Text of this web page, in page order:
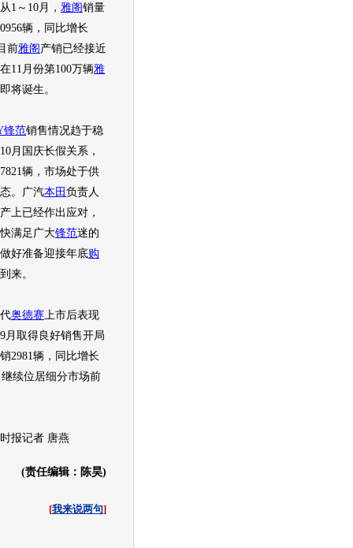
1～10月， 雅阁销量
辆，同比增长
前雅阁 产销已经接近
11月份第100万辆雅
将诞生。
锋范销售情况趋于稳
月国庆长假关系，
辆，市场处于供
。广汽本田 负责人
上已经作出应对，
满足广大锋范迷的
好准备迎接年底购
来。
奥德赛 上市后表现
月取得良好销售开局
2981辆，同比增长
继续位居细分市场前
记者 唐燕
(责任编辑：陈昊)
[我来说两句]